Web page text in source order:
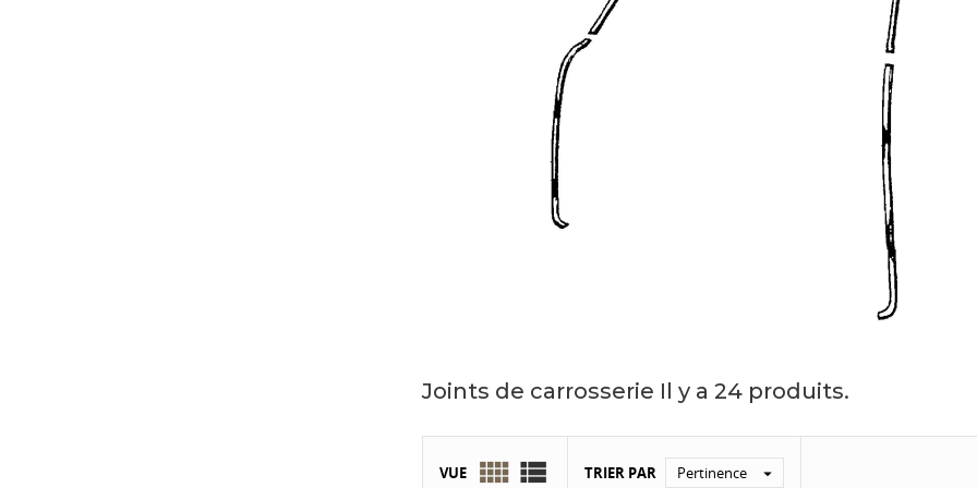
Joints de carrosserie Il y a 24 produits.
VUE   TRIER PAR Pertinence 